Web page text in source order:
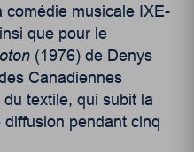
comédie musicale IXE-
que pour le
(1976) de Denys
Canadiennes
du textile, qui subit la
pendant cinq